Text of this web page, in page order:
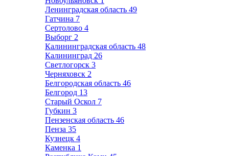
Ленинградская область 49
Гатчина 7
Сертолово 4
Выборг 2
Калининградская область 48
Калининград 26
Светлогорск 3
Черняховск 2
Белгородская область 46
Белгород 13
Старый Оскол 7
Губкин 3
Пензенская область 46
Пенза 35
Кузнецк 4
Каменка 1